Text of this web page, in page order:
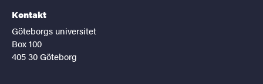
Kontakt
Göteborgs universitet
Box 100
405 30 Göteborg